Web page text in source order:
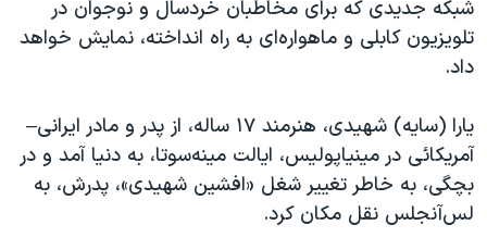
شبکه جدیدی که برای مخاطبان خردسال و نوجوان در
تلویزیون کابلی و ماهواره‌ای به راه انداخته، نمایش خواهد
داد.
یارا (سایه) شهیدی، هنرمند ۱۷ ساله، از پدر و مادر ایرانی–
آمریکائی در مینیاپولیس، ایالت مینه‌سوتا، به دنیا آمد و در
بچگی، به خاطر تغییر شغل «افشین شهیدی»، پدرش، به
لس‌آنجلس نقل مکان کرد.